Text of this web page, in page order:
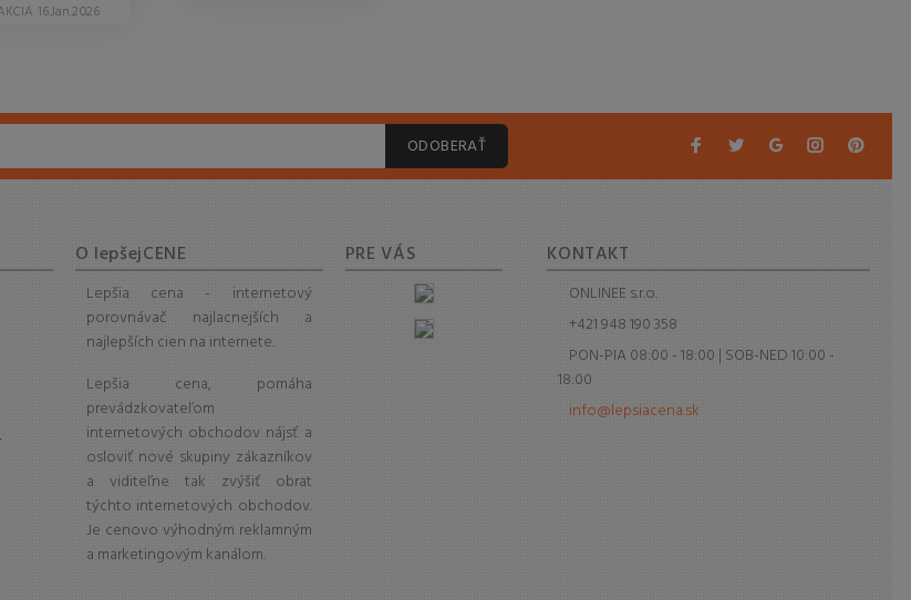
16.Jan.2026
ODOBERAŤ
O lepšejCENE
Lepšia cena - internetový
porovnávač najlacnejších a
najlepších cien na internete.
Lepšia cena, pomáha
prevádzkovateľom
internetových obchodov nájsť a
osloviť nové skupiny zákazníkov
a viditeľne tak zvýšiť obrat
týchto internetových obchodov.
Je cenovo výhodným reklamným
a marketingovým kanálom.
PRE VÁS KONTAKT
ONLINEE s.r.o.
+421 948 190 358
PON-PIA 08:00 - 18:00 | SOB-NED 10:00 -
18:00
info@lepsiacena.sk